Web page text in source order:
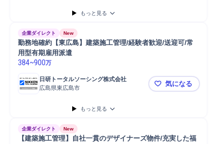
法人営業 ルート営業
顧客対応
もっと見る
企業ダイレクト New
勤務地確約【東広島】建築施工管理/経験者歓迎/送迎可/常
用型有期雇用派遣
384~900万
日研トータルソーシング株式会社
広島県東広島市
勤務地確約
気になる
もっと見る
企業ダイレクト New
【建築施工管理】自社一貫のデザイナーズ物件/充実した福